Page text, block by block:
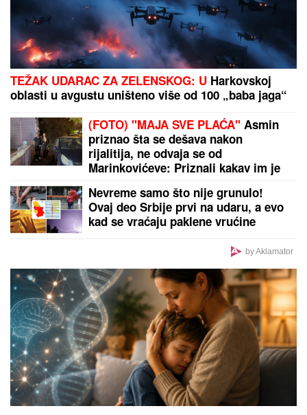
"KADA JE SHVATILA DA DOLAZI KRAJ TO NAM JE
TRAŽILA"Pevačica se lavovski borila sa
karcinomom, pred smrt imala samo jedan zahtev:
"Trudimo se da joj ispunimo želju"
by Aklamator
PREPORUKA ZA VAS
Monika Beluči (61) stigla u Švajcarsku i svi gledaju